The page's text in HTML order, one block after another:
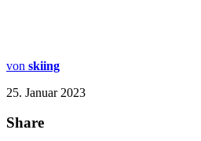
von skiing
25. Januar 2023
Share